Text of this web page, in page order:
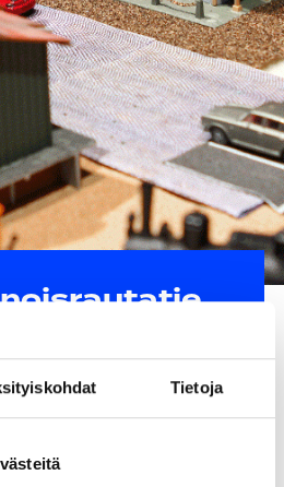
Tietoja